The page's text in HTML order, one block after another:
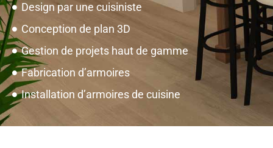
Design par une cuisiniste
Conception de plan 3D
Gestion de projets haut de gamme
Fabrication d’armoires
Installation d’armoires de cuisine